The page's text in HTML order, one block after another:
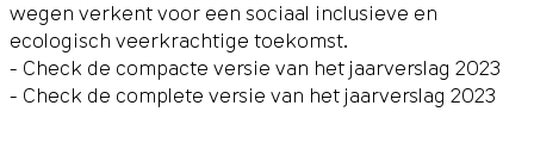
wegen verkent voor een sociaal inclusieve en
ecologisch veerkrachtige toekomst.
- Check de compacte versie van het jaarverslag 2023
- Check de complete versie van het jaarverslag 2023